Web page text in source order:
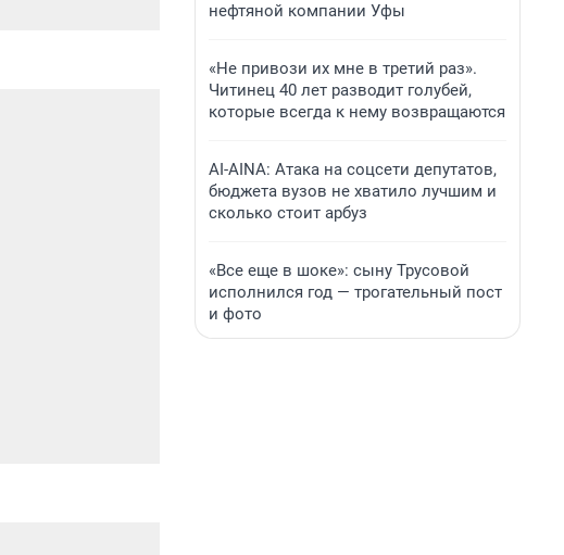
нефтяной компании Уфы
«Не привози их мне в третий раз».
Читинец 40 лет разводит голубей,
которые всегда к нему возвращаются
AI-AINA: Атака на соцсети депутатов,
бюджета вузов не хватило лучшим и
сколько стоит арбуз
«Все еще в шоке»: сыну Трусовой
исполнился год — трогательный пост
и фото